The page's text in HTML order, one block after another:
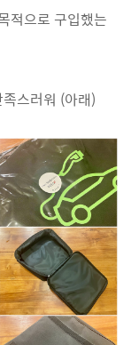
적으로 구입했는
스러워 (아래)